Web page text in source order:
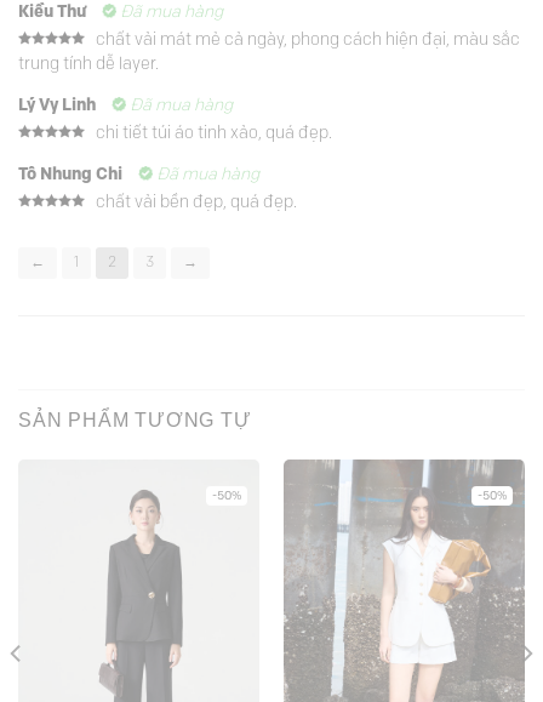
Kiều Thư Đã mua hàng
Được xếp
hạng5 5
chất vải mát mẻ cả ngày, phong cách hiện đại, màu sắc
trung tính dễ layer.
Lý Vy Linh Đã mua hàng
hạng5
sao
chi tiết túi áo tinh xảo, quá đẹp.
Tô Nhung Chi Đã mua hàng
chất vải bền đẹp, quá đẹp.
← 2 3 →
SẢN PHẨM TƯƠNG TỰ
-50% -50%